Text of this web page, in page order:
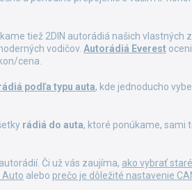
tiež 2DIN autorádiá našich vlastných
vodičov. Autorádiá Everest
cena.
podľa typu auta, kde jednoducho
rádiá do auta, ktoré ponúkame, sami
Či už vás zaujíma, ako vybrať
Auto alebo prečo je dôležité nastavenie